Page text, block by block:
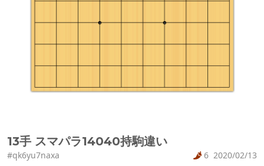
13手 スマパラ14040持駒違い
#qk6yu7naxa 6 2020/02/13